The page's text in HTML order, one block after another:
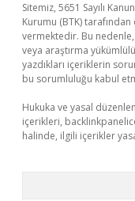
Sitemiz, 5651 Sayılı
Kurumu (BTK)
vermektedir. Bu
veya araştırma
yazdıkları içeriklerin
bu sorumluluğu kabul
Hukuka ve yasal
içerikleri,
halinde, ilgili içerikler